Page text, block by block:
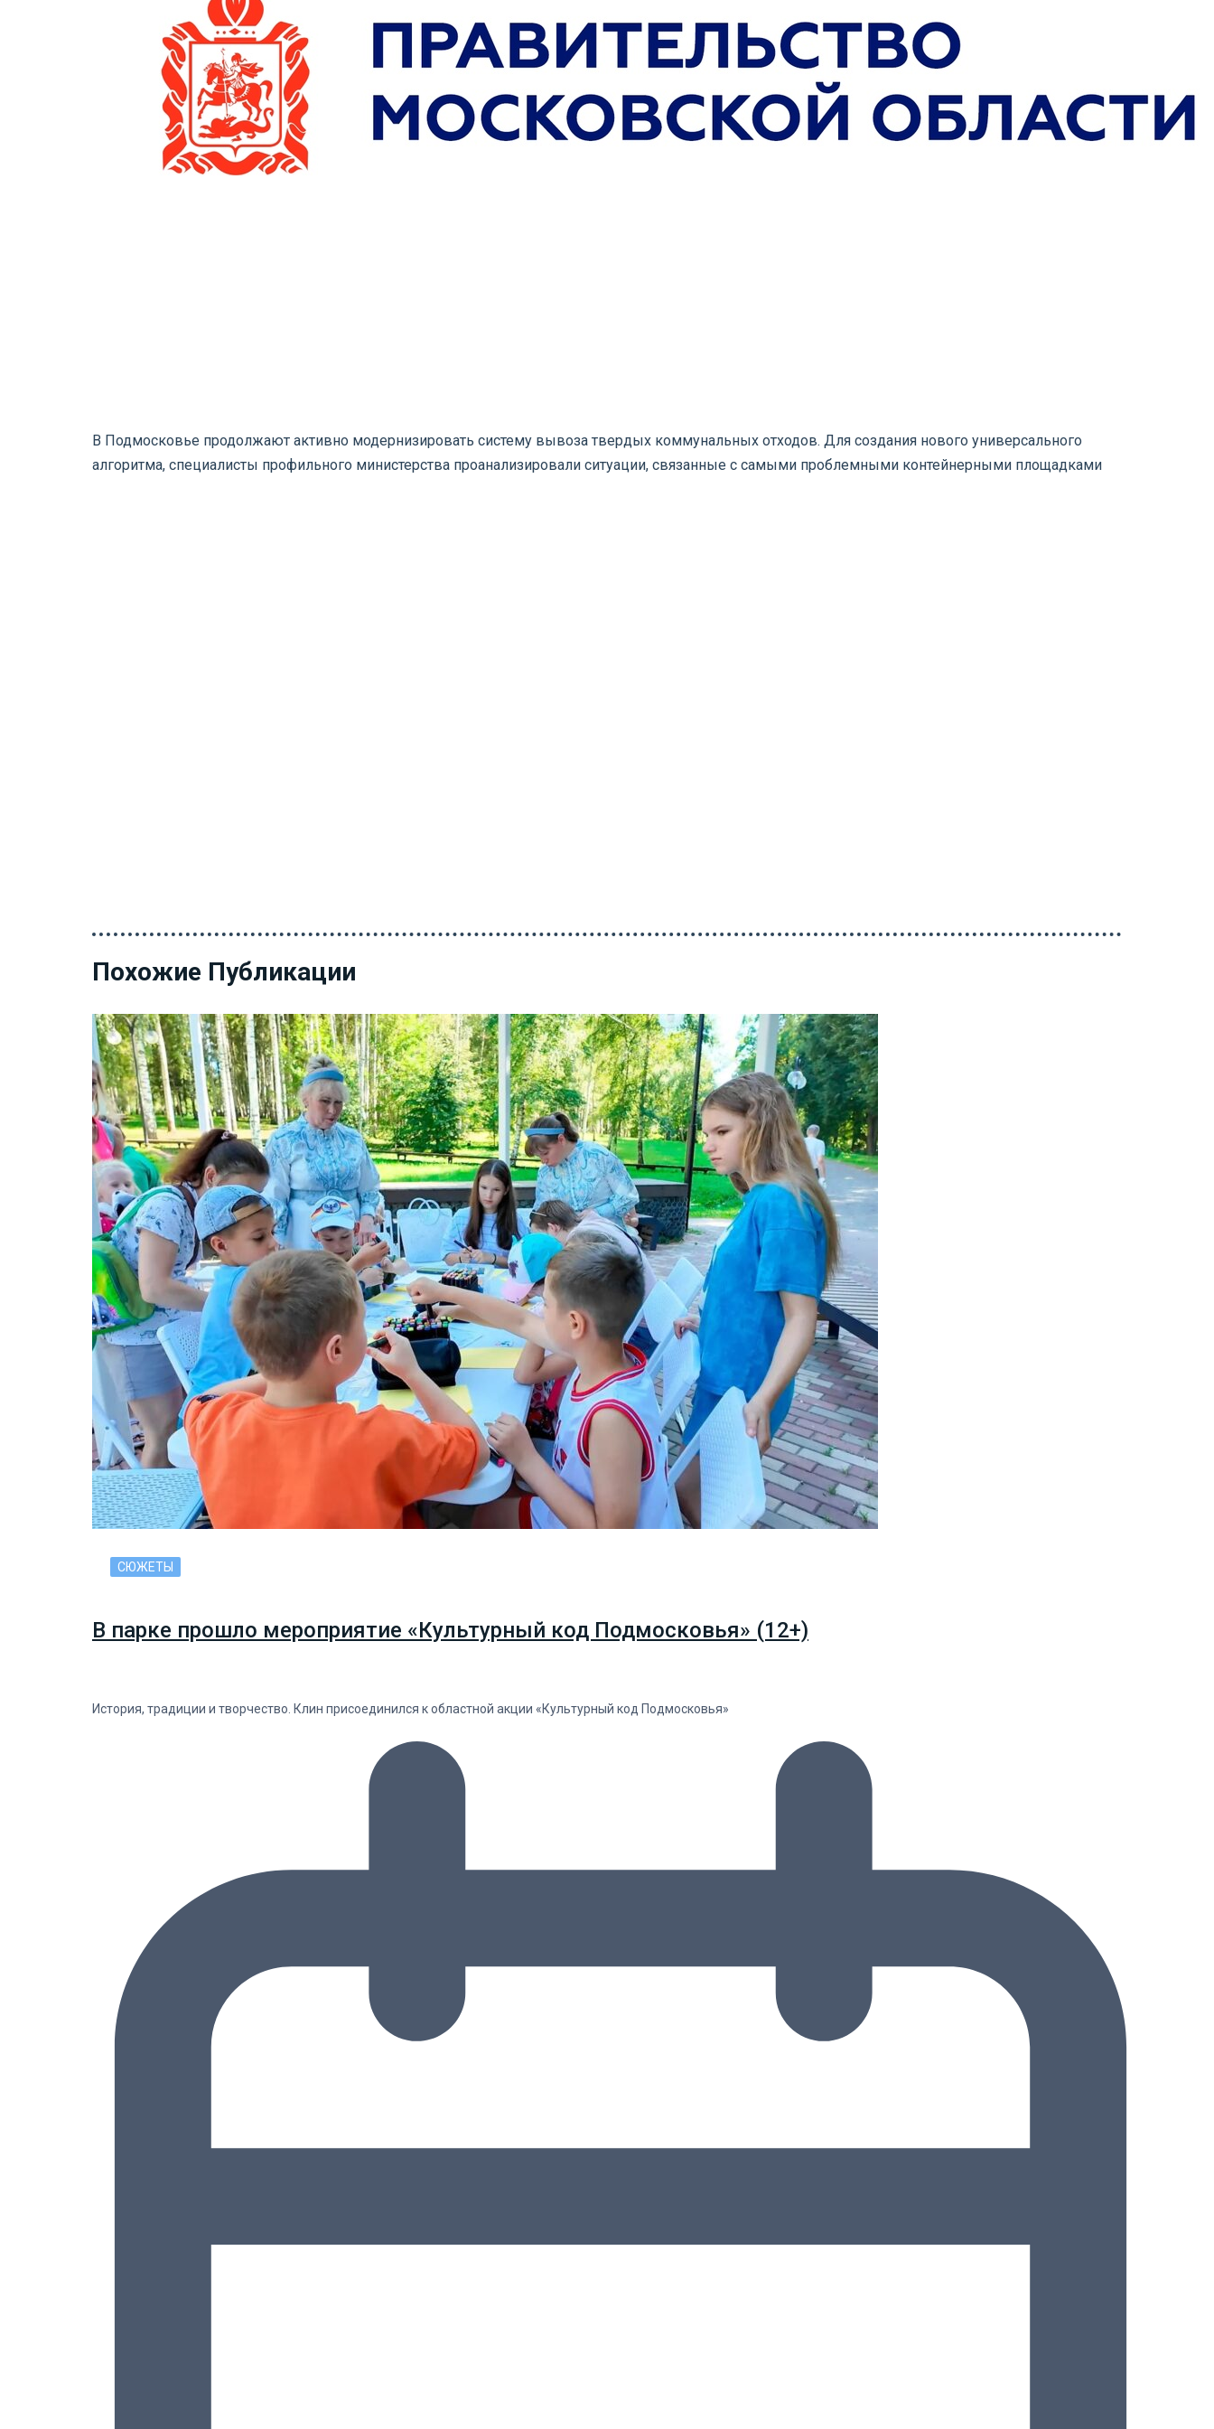
В Подмосковье продолжают активно модернизировать систему вывоза твердых коммунальных отходов. Для создания нового универсального
алгоритма, специалисты профильного министерства проанализировали ситуации, связанные с самыми проблемными контейнерными площадками
Похожие Публикации
СЮЖЕТЫ
В парке прошло мероприятие «Культурный код Подмосковья» (12+)
История, традиции и творчество. Клин присоединился к областной акции «Культурный код Подмосковья»